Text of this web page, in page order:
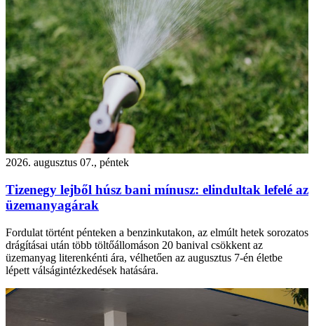
2026. augusztus 07., péntek
Tizenegy lejből húsz bani mínusz: elindultak lefelé az
üzemanyagárak
Fordulat történt pénteken a benzinkutakon, az elmúlt hetek sorozatos
drágításai után több töltőállomáson 20 banival csökkent az
üzemanyag literenkénti ára, vélhetően az augusztus 7-én életbe
lépett válságintézkedések hatására.